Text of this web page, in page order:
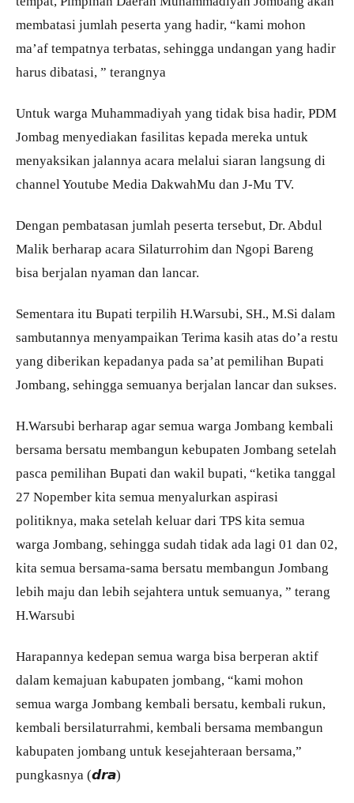
membatasi jumlah peserta yang hadir, “kami mohon
ma’af tempatnya terbatas, sehingga undangan yang hadir
harus dibatasi, ” terangnya
Untuk warga Muhammadiyah yang tidak bisa hadir, PDM
Jombag menyediakan fasilitas kepada mereka untuk
menyaksikan jalannya acara melalui siaran langsung di
channel Youtube Media DakwahMu dan J-Mu TV.
Dengan pembatasan jumlah peserta tersebut, Dr. Abdul
Malik berharap acara Silaturrohim dan Ngopi Bareng
bisa berjalan nyaman dan lancar.
Sementara itu Bupati terpilih H.Warsubi, SH., M.Si dalam
sambutannya menyampaikan Terima kasih atas do’a restu
yang diberikan kepadanya pada sa’at pemilihan Bupati
Jombang, sehingga semuanya berjalan lancar dan sukses.
H.Warsubi berharap agar semua warga Jombang kembali
bersama bersatu membangun kebupaten Jombang setelah
pasca pemilihan Bupati dan wakil bupati, “ketika tanggal
27 Nopember kita semua menyalurkan aspirasi
politiknya, maka setelah keluar dari TPS kita semua
warga Jombang, sehingga sudah tidak ada lagi 01 dan 02,
kita semua bersama-sama bersatu membangun Jombang
lebih maju dan lebih sejahtera untuk semuanya, ” terang
H.Warsubi
Harapannya kedepan semua warga bisa berperan aktif
dalam kemajuan kabupaten jombang, “kami mohon
semua warga Jombang kembali bersatu, kembali rukun,
kembali bersilaturrahmi, kembali bersama membangun
kabupaten jombang untuk kesejahteraan bersama,”
pungkasnya (𝙙𝙧𝙖)